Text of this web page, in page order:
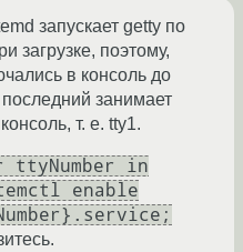
запускает getty по
загрузке, поэтому,
в консоль до
занимает
т. е. tty1.
ttyNumber in
enable